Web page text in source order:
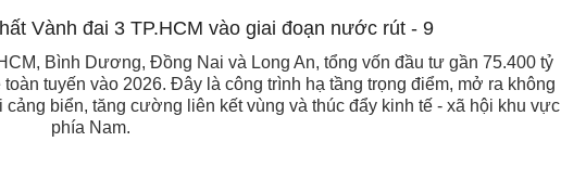
Bình Dương, Đồng Nai và Long An, tổng vốn đầu tư gần 75.400 tỷ
tuyến vào 2026. Đây là công trình hạ tầng trọng điểm, mở ra không
biển, tăng cường liên kết vùng và thúc đẩy kinh tế - xã hội khu vực
phía Nam.